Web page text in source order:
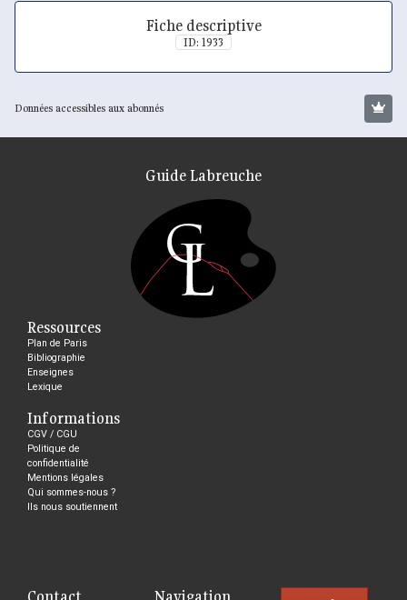
Fiche descriptive
ID: 1933
Données accessibles aux abonnés
Guide Labreuche
Ressources
Plan de Paris
Bibliographie
Enseignes
Lexique
Informations
CGV / CGU
Politique de
confidentialité
Mentions légales
Qui sommes-nous ?
Ils nous soutiennent